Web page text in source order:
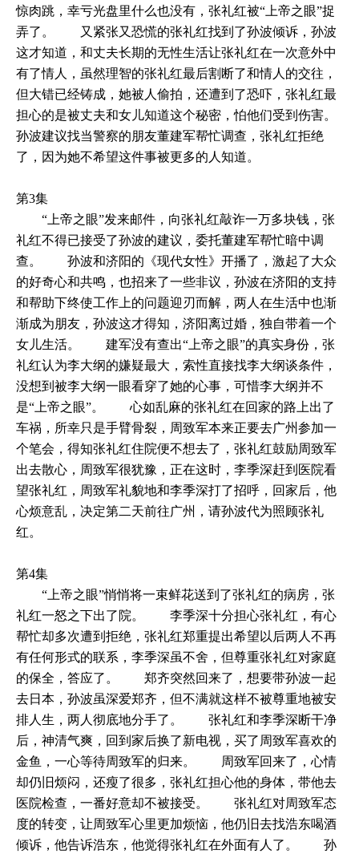
惊肉跳，幸亏光盘里什么也没有，张礼红被“上帝之眼”捉
弄了。 又紧张又恐慌的张礼红找到了孙波倾诉，孙波
这才知道，和丈夫长期的无性生活让张礼红在一次意外中
有了情人，虽然理智的张礼红最后割断了和情人的交往，
但大错已经铸成，她被人偷拍，还遭到了恐吓，张礼红最
担心的是被丈夫和女儿知道这个秘密，怕他们受到伤害。
孙波建议找当警察的朋友董建军帮忙调查，张礼红拒绝
了，因为她不希望这件事被更多的人知道。
第3集
“上帝之眼”发来邮件，向张礼红敲诈一万多块钱，张
礼红不得已接受了孙波的建议，委托董建军帮忙暗中调
查。 孙波和济阳的《现代女性》开播了，激起了大众
的好奇心和共鸣，也招来了一些非议，孙波在济阳的支持
和帮助下终使工作上的问题迎刃而解，两人在生活中也渐
渐成为朋友，孙波这才得知，济阳离过婚，独自带着一个
女儿生活。 建军没有查出“上帝之眼”的真实身份，张
礼红认为李大纲的嫌疑最大，索性直接找李大纲谈条件，
没想到被李大纲一眼看穿了她的心事，可惜李大纲并不
是“上帝之眼”。 心如乱麻的张礼红在回家的路上出了
车祸，所幸只是手臂骨裂，周致军本来正要去广州参加一
个笔会，得知张礼红住院便不想去了，张礼红鼓励周致军
出去散心，周致军很犹豫，正在这时，李季深赶到医院看
望张礼红，周致军礼貌地和李季深打了招呼，回家后，他
心烦意乱，决定第二天前往广州，请孙波代为照顾张礼
红。
第4集
“上帝之眼”悄悄将一束鲜花送到了张礼红的病房，张
礼红一怒之下出了院。 李季深十分担心张礼红，有心
帮忙却多次遭到拒绝，张礼红郑重提出希望以后两人不再
有任何形式的联系，李季深虽不舍，但尊重张礼红对家庭
的保全，答应了。 郑齐突然回来了，想要带孙波一起
去日本，孙波虽深爱郑齐，但不满就这样不被尊重地被安
排人生，两人彻底地分手了。 张礼红和李季深断干净
后，神清气爽，回到家后换了新电视，买了周致军喜欢的
金鱼，一心等待周致军的归来。 周致军回来了，心情
却仍旧烦闷，还瘦了很多，张礼红担心他的身体，带他去
医院检查，一番好意却不被接受。 张礼红对周致军态
度的转变，让周致军心里更加烦恼，他仍旧去找浩东喝酒
倾诉，他告诉浩东，他觉得张礼红在外面有人了。 孙